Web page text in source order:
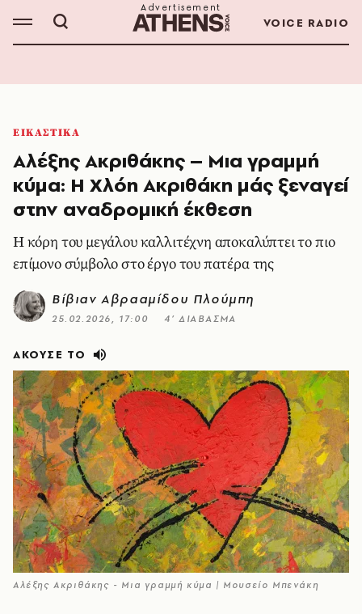
VOICE RADIO
ΕΙΚΑΣΤΙΚΑ
Αλέξης Ακριθάκης – Μια γραμμή
κύμα: Η Χλόη Ακριθάκη μάς ξεναγεί
στην αναδρομική έκθεση
Η κόρη του μεγάλου καλλιτέχνη αποκαλύπτει το πιο
επίμονο σύμβολο στο έργο του πατέρα της
Βίβιαν Αβρααμίδου Πλούμπη
25.02.2026, 17:00 4’ ΔΙΑΒΑΣΜΑ
ΑΚΟΥΣΕ ΤΟ
Αλέξης Ακριθάκης - Μια γραμμή κύμα | Μουσείο Μπενάκη